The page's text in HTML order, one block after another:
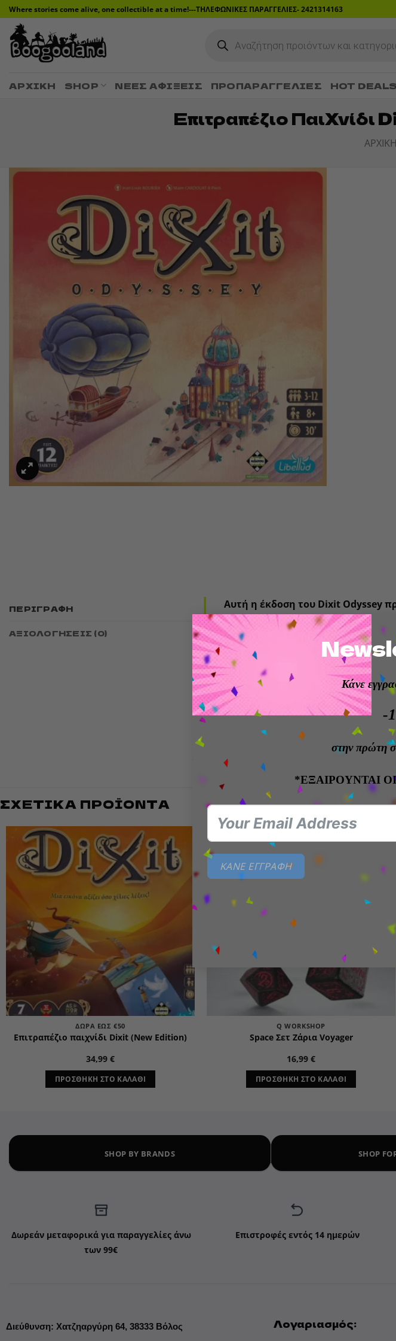
Κάνε
-
στην πρώτη
*ΕΞΑΙΡΟΥΝΤΑΙ
ΚΑΝΕ ΕΓΓΡΑΦΗ
Μετάβαση
στο
περιεχόμενο
Where stories come alive, one collectible at a time!---ΤΗΛΕΦΩΝΙΚΕΣ ΠΑΡΑΓΓΕΛΙΕΣ- 2421314163
search
ΑΡΧΙΚΉ SHOP ΝΈΕΣ ΑΦΊΞΕΙΣ ΠΡΟΠΑΡΑΓΓΕΛΊΕΣ HOT DEALS
Επιτραπέζιο
ΑΡΧΙΚΉ
ADD TO
WISHLIST
ΠΕΡΙΓΡΑΦΉ
ΑΞΙΟΛΟΓΉΣΕΙΣ (0)
Αυτή η έκδοση του Dixit Odyssey
και 12 παίκτες. Μπορείς να το
Περιεχόμενα: 84 κάρτες Dixit, 2×12
ταμπλό, κανόνες
Παίχτες: 3-12
Ηλικία: 8+
Διάρκεια παιχνιδιού: 30′
ΣΧΕΤΙΚΆ ΠΡΟΪΌΝΤΑ
Add to
wishlist
ΔΏΡΑ ΈΩΣ €50
Επιτραπέζιο παιχνίδι Dixit (New Edition)
34,99 €
ΠΡΟΣΘΉΚΗ ΣΤΟ ΚΑΛΆΘΙ
wishlist
Q WORKSHOP
Space Σετ Ζάρια Voyager
16,99 €
ΠΡΟΣΘΉΚΗ ΣΤΟ ΚΑΛΆΘΙ
SHOP BY BRANDS SHOP
Δωρεάν μεταφορικά για παραγγελίες άνω
των 99€
Επιστροφές εντός 14 ημερών
Διεύθυνση: Χατζηαργύρη 64, 38333 Βόλος Λογαριασμός: